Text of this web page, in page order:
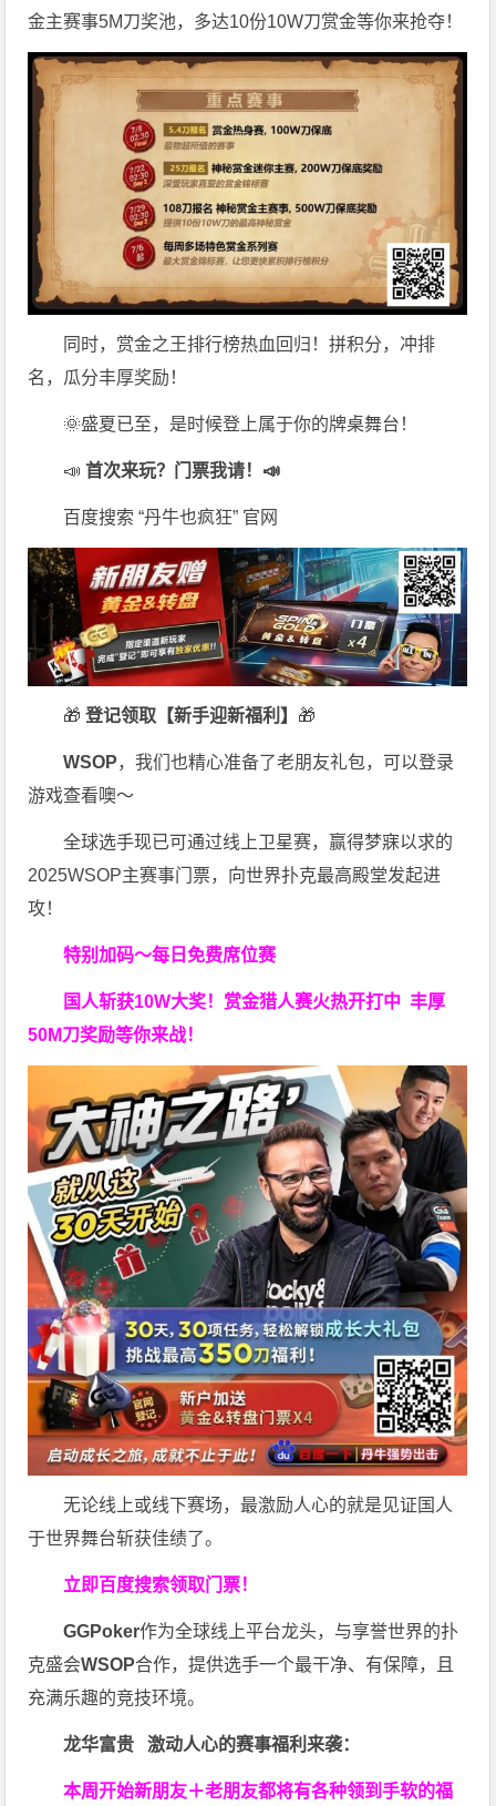
金主赛事5M刀奖池，多达10份10W刀赏金等你来抢夺！
同时，赏金之王排行榜热血回归！拼积分，冲排
名，瓜分丰厚奖励！
🌞盛夏已至，是时候登上属于你的牌桌舞台！
📣首次来玩？门票我请！📣
百度搜索 “丹牛也疯狂” 官网
🎁 登记领取【新手迎新福利】 🎁
WSOP，我们也精心准备了老朋友礼包，可以登录
游戏查看噢～
全球选手现已可通过线上卫星赛，赢得梦寐以求的
2025WSOP主赛事门票，向世界扑克最高殿堂发起进
攻！
特别加码～每日免费席位赛
国人斩获10W大奖！ 赏金猎人赛火热开打中 丰厚
50M刀奖励等你来战！
无论线上或线下赛场，最激励人心的就是见证国人
于世界舞台斩获佳绩了。
立即百度搜索领取门票！
GGPoker作为全球线上平台龙头，与享誉世界的扑
克盛会WSOP合作，提供选手一个最干净、有保障，且
充满乐趣的竞技环境。
龙华富贵 激动人心的赛事福利来袭：
本周开始新朋友＋老朋友都将有各种领到手软的福